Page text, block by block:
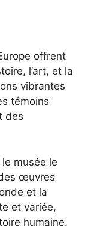
offrent
l’art, et la
vibrantes
témoins
des
musée le
œuvres
et la
et variée,
humaine.